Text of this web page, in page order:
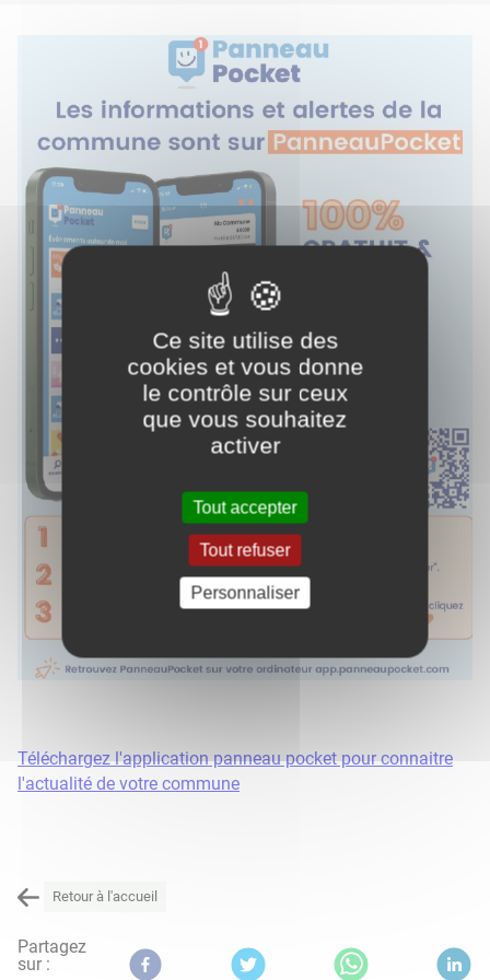
Téléchargez l'application panneau pocket pour connaitre
l'actualité de votre commune
Retour à l'accueil
Partagez
sur :
Ce site utilise des
cookies et vous donne
le contrôle sur ceux
que vous souhaitez
activer
Tout accepter
Tout refuser
Personnaliser